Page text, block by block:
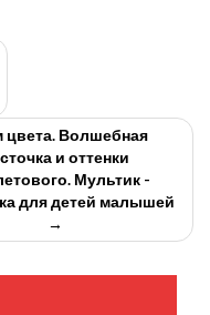
цвета. Волшебная
и оттенки
Мультик -
для детей малышей
→